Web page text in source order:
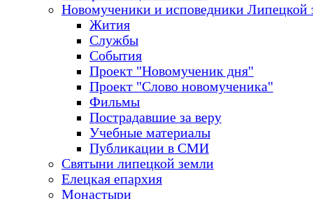
Новомученики и исповедники Липецкой
Жития
Службы
События
Проект "Новомученик дня"
Проект "Слово новомученика"
Фильмы
Пострадавшие за веру
Учебные материалы
Публикации в СМИ
Святыни липецкой земли
Елецкая епархия
Монастыри